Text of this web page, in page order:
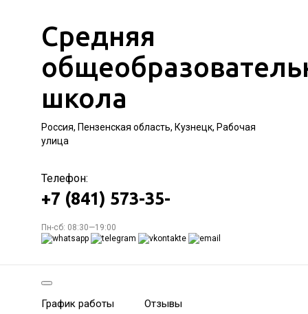
Средняя
школа
Россия, Пензенская область, Кузнецк, Рабочая
улица
Телефон:
+7 (841) 573-35-
Пн-сб: 08:30—19:00
График работы Отзывы